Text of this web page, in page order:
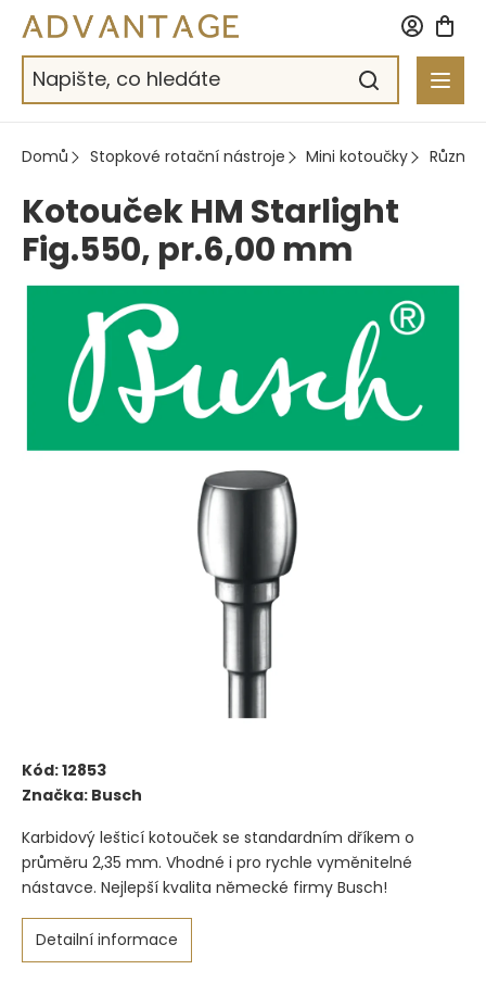
Přejít
obsah
Domů Stopkové rotační nástroje Mini kotoučky Různé
Kotouček HM Starlight
Fig.550, pr.6,00 mm
Kód:12853
Značka: Busch
Karbidový lešticí kotouček se standardním dříkem o
průměru 2,35 mm. Vhodné i pro rychle vyměnitelné
nástavce. Nejlepší kvalita německé firmy Busch!
Detailní informace